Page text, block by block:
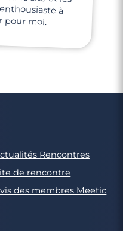
pour moi.
Rencontres
de rencontre
des membres Meetic